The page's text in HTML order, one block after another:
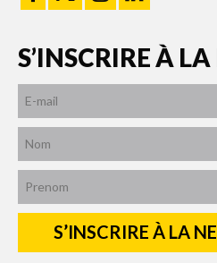
S’INSCRIRE À